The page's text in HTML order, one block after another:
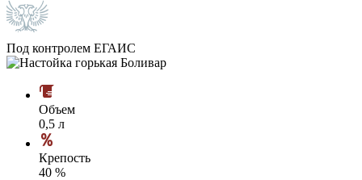
Под контролем ЕГАИС
Объем
0,5 л
Крепость
40 %